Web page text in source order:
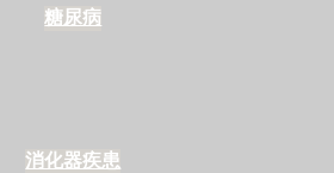
糖尿病
消化器疾患